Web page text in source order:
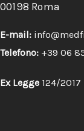
00198 Roma
E-mail:
Telefono: +39 06
Ex Legge 124/2017